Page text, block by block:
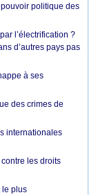
politique des
l’électrification ?
d’autres pays pas
à ses
des crimes de
internationales
les droits
le plus